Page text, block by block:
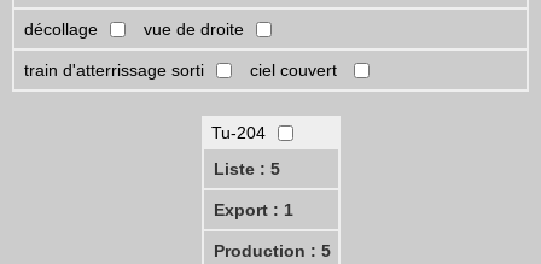
décollage vue de droite
train d'atterrissage sorti ciel couvert
Tu-204
Liste : 5
Export : 1
Production : 5